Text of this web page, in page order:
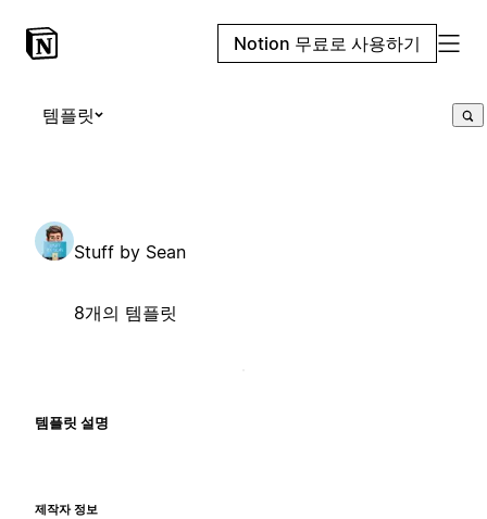
Notion 무료로 사용하기
템플릿
Stuff by Sean
8개의 템플릿
템플릿 설명
제작자 정보